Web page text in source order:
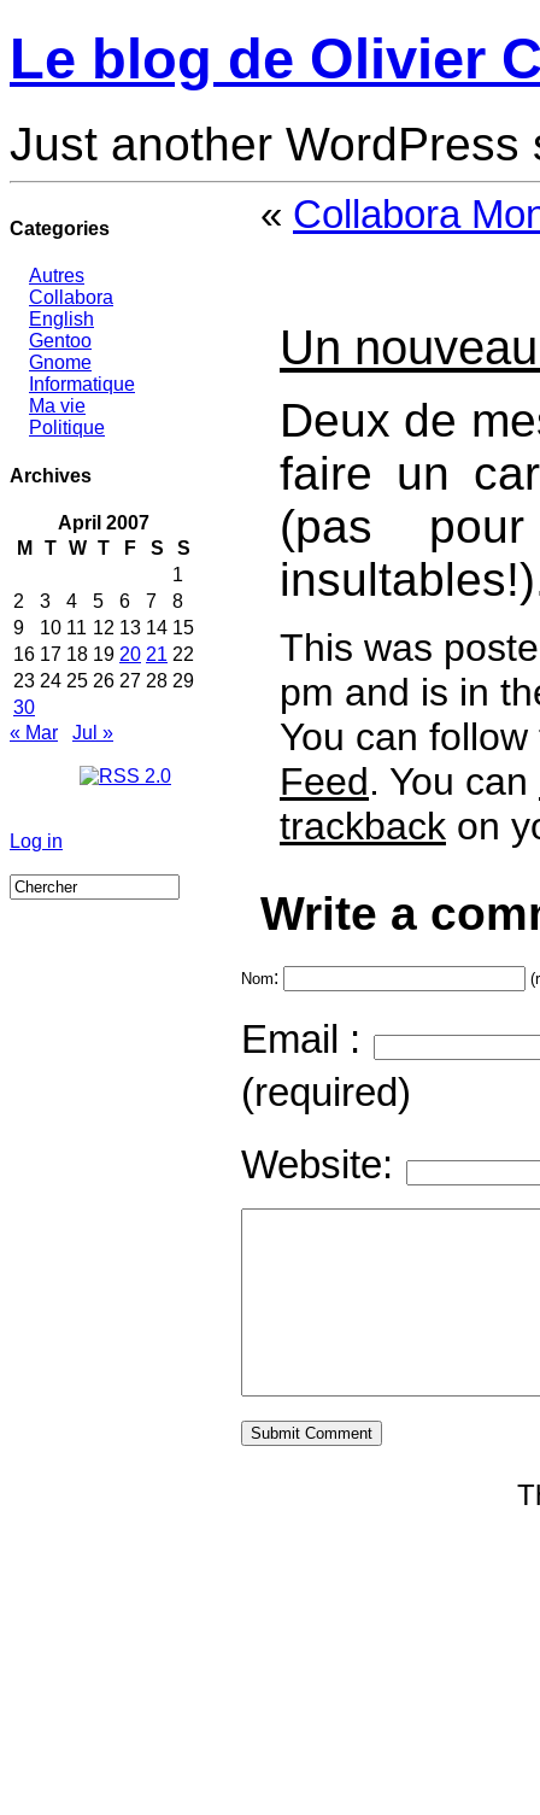
Le blog de Olivier
Just another WordPress
Categories
Autres
Collabora
English
Gentoo
Gnome
Informatique
Ma vie
Politique
Archives
April 2007
M
T W T F S
S
1
2
3 4 5 6 7
8
9
10 11 12 13 14 15
16 17 18 19 20 21 22
23 24 25 26 27 28 29
30
« Mar
Jul »
Log in
« Collabora
Un
Deux de
faire un
(pas
This was
pm and is in
You can
Feed. You can
trackback on
Write a
Nom:
Email :
(required)
Website: